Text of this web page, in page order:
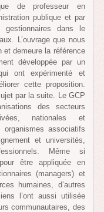
de professeur en
publique et par
gestionnaires dans le
L’ouvrage que nous
et demeure la référence
développée par un
ont expérimenté et
cette proposition.
par la suite. Le GCP
des secteurs
nationales et
organismes associatifs
et universités,
Même si
être appliquée en
(managers) et
humaines, d’autres
l’ont aussi utilisée
communautaires, des